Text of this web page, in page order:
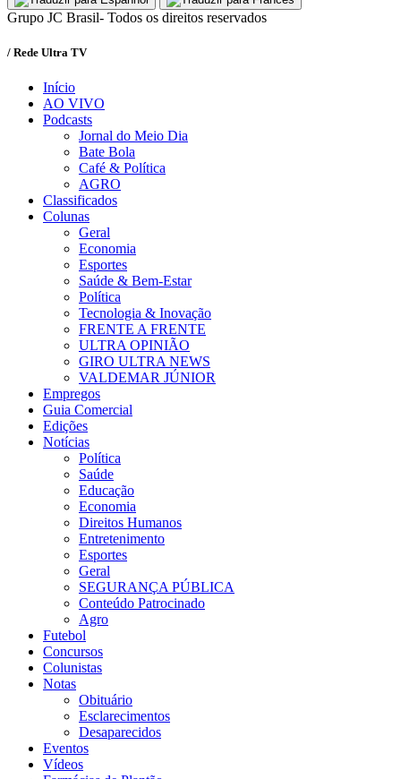
Grupo JC Brasil- Todos os direitos reservados
/ Rede Ultra TV
Início
AO VIVO
Podcasts
Jornal do Meio Dia
Bate Bola
Café & Política
AGRO
Classificados
Colunas
Geral
Economia
Esportes
Saúde & Bem-Estar
Política
Tecnologia & Inovação
FRENTE A FRENTE
ULTRA OPINIÃO
GIRO ULTRA NEWS
VALDEMAR JÚNIOR
Empregos
Guia Comercial
Edições
Notícias
Política
Saúde
Educação
Economia
Direitos Humanos
Entretenimento
Esportes
Geral
SEGURANÇA PÚBLICA
Conteúdo Patrocinado
Agro
Futebol
Concursos
Colunistas
Notas
Obituário
Esclarecimentos
Desaparecidos
Eventos
Vídeos